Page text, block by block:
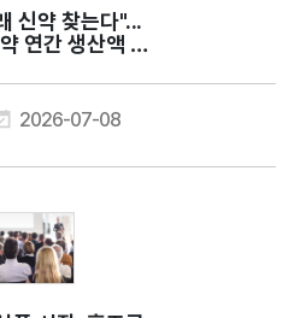
연간 생산액 약
2026-07-08